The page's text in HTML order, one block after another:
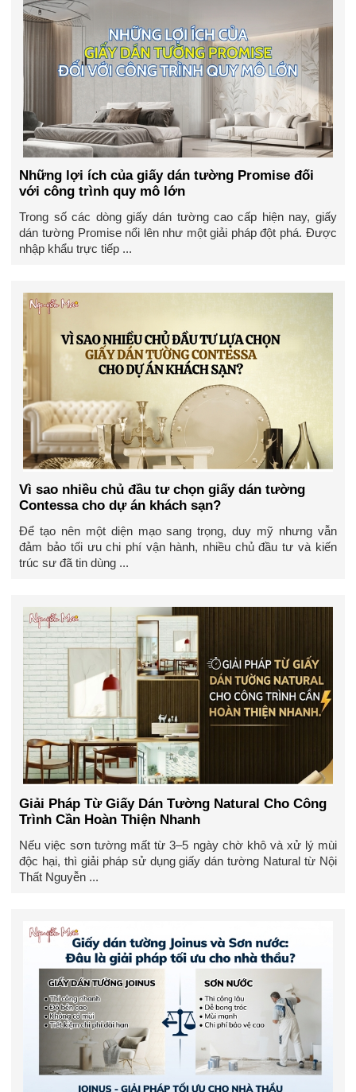
Những lợi ích của giấy dán tường Promise đối
với công trình quy mô lớn
Trong số các dòng giấy dán tường cao cấp hiện nay, giấy
dán tường Promise nổi lên như một giải pháp đột phá. Được
nhập khẩu trực tiếp ...
Vì sao nhiều chủ đầu tư chọn giấy dán tường
Contessa cho dự án khách sạn?
Để tạo nên một diện mạo sang trọng, duy mỹ nhưng vẫn
đảm bảo tối ưu chi phí vận hành, nhiều chủ đầu tư và kiến
trúc sư đã tin dùng ...
Giải Pháp Từ Giấy Dán Tường Natural Cho Công
Trình Cần Hoàn Thiện Nhanh
Nếu việc sơn tường mất từ 3–5 ngày chờ khô và xử lý mùi
độc hại, thì giải pháp sử dụng giấy dán tường Natural từ Nội
Thất Nguyễn ...